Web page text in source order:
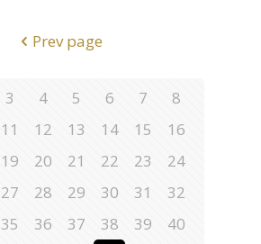
Prev page
3 4 5 6 7
8
11 12 13 14 15
16
19 20 21 22 23
24
27 28 29 30 31
32
35 36 37 38 39
40